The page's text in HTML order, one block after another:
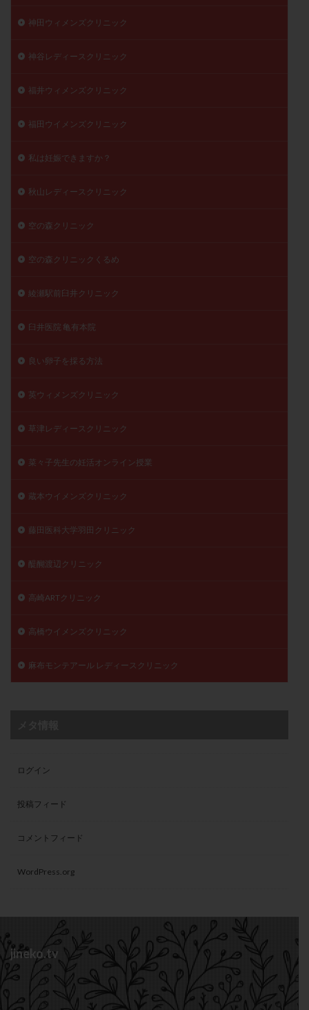
神田ウィメンズクリニック
神谷レディースクリニック
福井ウィメンズクリニック
福田ウイメンズクリニック
私は妊娠できますか？
秋山レディースクリニック
空の森クリニック
空の森クリニックくるめ
綾瀬駅前臼井クリニック
臼井医院 亀有本院
良い卵子を採る方法
英ウィメンズクリニック
草津レディースクリニック
菜々子先生の妊活オンライン授業
蔵本ウイメンズクリニック
藤田医科大学羽田クリニック
醍醐渡辺クリニック
高崎ARTクリニック
高橋ウイメンズクリニック
麻布モンテアール レディースクリニック
ログイン
投稿フィード
コメントフィード
WordPress.org
jineko.tv